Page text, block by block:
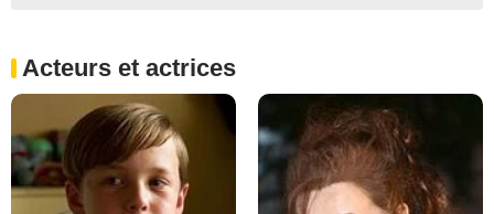
Acteurs et actrices